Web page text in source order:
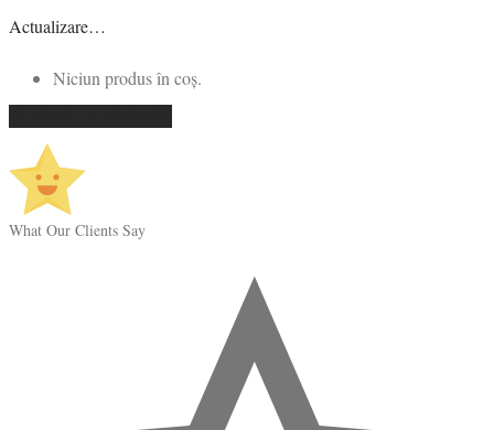
Actualizare…
Niciun produs în coș.
What Our Clients Say